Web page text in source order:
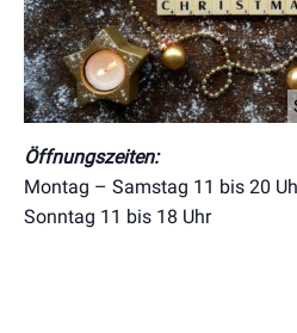
Öffnungszeiten:
Montag – Samstag 11 bis 20
Sonntag 11 bis 18 Uhr